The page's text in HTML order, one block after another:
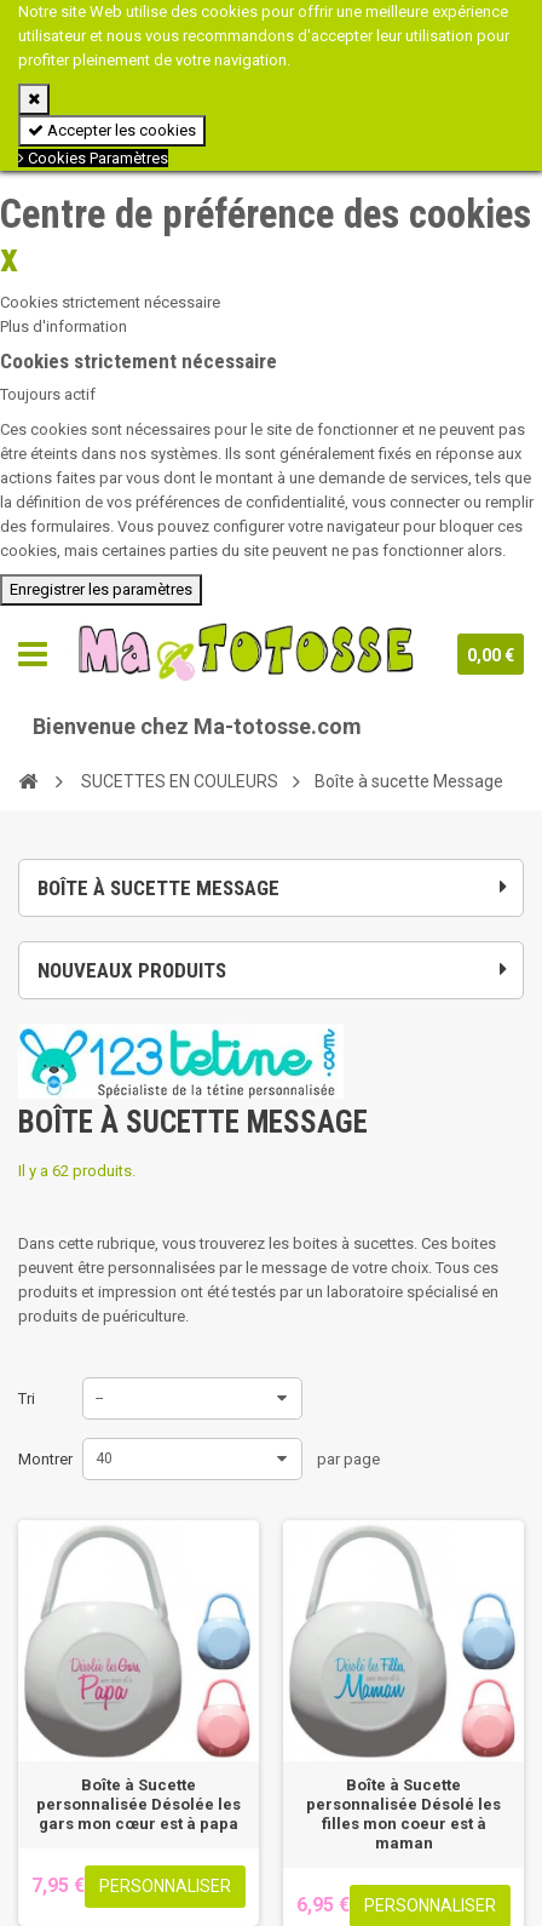
Notre site Web utilise des cookies pour offrir une meilleure expérience
utilisateur et nous vous recommandons d'accepter leur utilisation pour
profiter pleinement de votre navigation.
Accepter les cookies
Cookies Paramètres
Centre de préférence des cookies
x
Cookies strictement nécessaire
Plus d'information
Cookies strictement nécessaire
Toujours actif
Ces cookies sont nécessaires pour le site de fonctionner et ne peuvent pas
être éteints dans nos systèmes. Ils sont généralement fixés en réponse aux
actions faites par vous dont le montant à une demande de services, tels que
la définition de vos préférences de confidentialité, vous connecter ou remplir
des formulaires. Vous pouvez configurer votre navigateur pour bloquer ces
cookies, mais certaines parties du site peuvent ne pas fonctionner alors.
Enregistrer les paramètres
0,00 €
chez Ma-totosse.com
SUCETTES EN COULEURS Boîte à sucette Message
BOÎTE À SUCETTE MESSAGE
NOUVEAUX PRODUITS
BOÎTE À SUCETTE MESSAGE
Il y a 62 produits.
Dans cette rubrique, vous trouverez les boites à sucettes. Ces boites
peuvent être personnalisées par le message de votre choix. Tous ces
produits et impression ont été testés par un laboratoire spécialisé en
produits de puériculture.
Tri --
Montrer 40 par page
Boîte à Sucette
personnalisée Désolée les
gars mon cœur est à papa
7,95 € PERSONNALISER
Boîte à Sucette
personnalisée Désolé les
filles mon coeur est à
maman
6,95 € PERSONNALISER